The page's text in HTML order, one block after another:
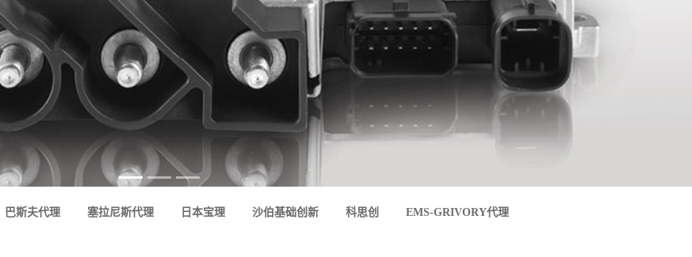
巴斯夫代理 塞拉尼斯代理 日本宝理 沙伯基础创新 科思创 EMS-GRIVORY代理